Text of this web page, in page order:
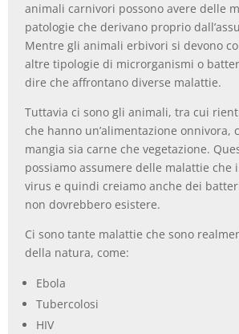
animali carnivori possono avere delle
patologie che derivano proprio
Mentre gli animali erbivori si devono
altre tipologie di microrganismi o
dire che affrontano diverse malattie.
Tuttavia ci sono gli animali, tra cui
che hanno un’alimentazione onnivora,
mangia sia carne che vegetazione.
possiamo assumere delle malattie che
virus e quindi creiamo anche dei
non dovrebbero esistere.
Ci sono tante malattie che sono
della natura, come:
Ebola
Tubercolosi
HIV